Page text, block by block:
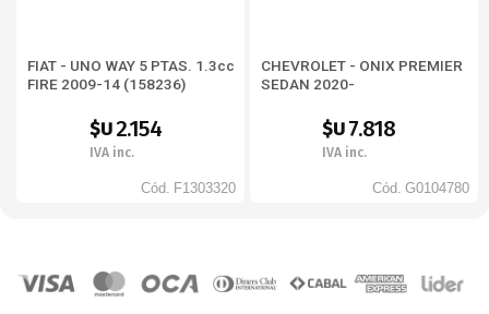
FIAT - UNO WAY 5 PTAS. 1.3cc
FIRE 2009-14 (158236)
$U2.154
IVA inc.
Cód. F1303320
CHEVROLET - ONIX PREMIER
SEDAN 2020-
$U7.818
IVA inc.
Cód. G0104780